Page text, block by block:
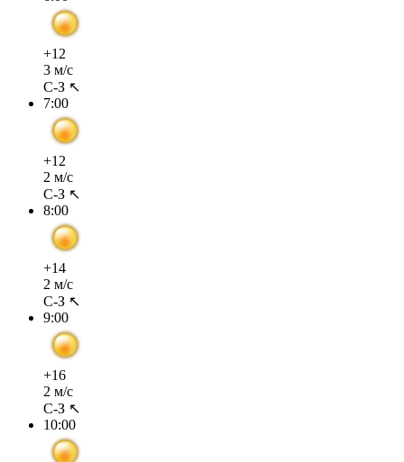
+12
3 м/с
С-З ↖
7:00
+12
2 м/с
С-З ↖
8:00
+14
2 м/с
С-З ↖
9:00
+16
2 м/с
С-З ↖
10:00